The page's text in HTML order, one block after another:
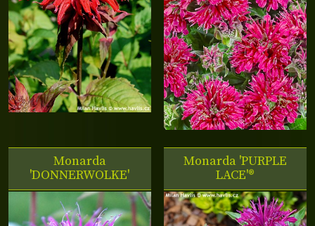
Monarda
'DONNERWOLKE'
Monarda 'PURPLE
LACE'®